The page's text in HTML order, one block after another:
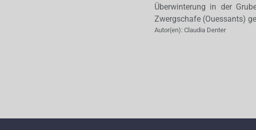
Überwinterung in der
Zwergschafe (Ouessants)
Autor(en): Claudia Denter